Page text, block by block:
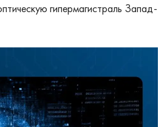
гипермагистраль Запад-